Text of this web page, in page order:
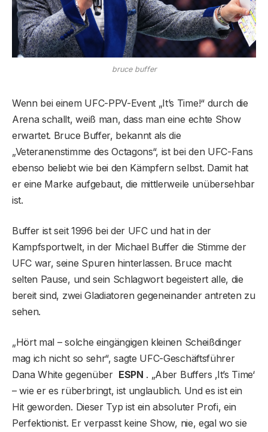
bruce buffer
Wenn bei einem UFC-PPV-Event „It’s Time!“ durch die
Arena schallt, weiß man, dass man eine echte Show
erwartet. Bruce Buffer, bekannt als die
„Veteranenstimme des Octagons“, ist bei den UFC-Fans
ebenso beliebt wie bei den Kämpfern selbst. Damit hat
er eine Marke aufgebaut, die mittlerweile unübersehbar
ist.
Buffer ist seit 1996 bei der UFC und hat in der
Kampfsportwelt, in der Michael Buffer die Stimme der
UFC war, seine Spuren hinterlassen. Bruce macht
selten Pause, und sein Schlagwort begeistert alle, die
bereit sind, zwei Gladiatoren gegeneinander antreten zu
sehen.
„Hört mal – solche eingängigen kleinen Scheißdinger
mag ich nicht so sehr“, sagte UFC-Geschäftsführer
Dana White gegenüber ESPN . „Aber Buffers ‚It’s Time‘
– wie er es rüberbringt, ist unglaublich. Und es ist ein
Hit geworden. Dieser Typ ist ein absoluter Profi, ein
Perfektionist. Er verpasst keine Show, nie, egal wo sie